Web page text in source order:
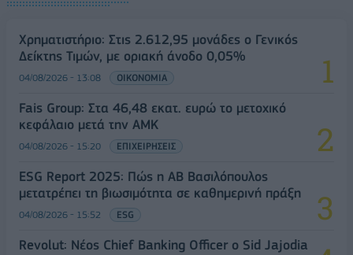
Χρηματιστήριο: Στις 2.612,95 μονάδες ο Γενικός
Δείκτης Τιμών, με οριακή άνοδο 0,05%
04/08/2026 - 13:08 ΟΙΚΟΝΟΜΙΑ
Fais Group: Στα 46,48 εκατ. ευρώ το μετοχικό
κεφάλαιο μετά την ΑΜΚ
04/08/2026 - 15:20 ΕΠΙΧΕΙΡΗΣΕΙΣ
ESG Report 2025: Πώς η ΑΒ Βασιλόπουλος
μετατρέπει τη βιωσιμότητα σε καθημερινή πράξη
04/08/2026 - 15:52 ESG
Revolut: Νέος Chief Banking Officer ο Sid Jajodia